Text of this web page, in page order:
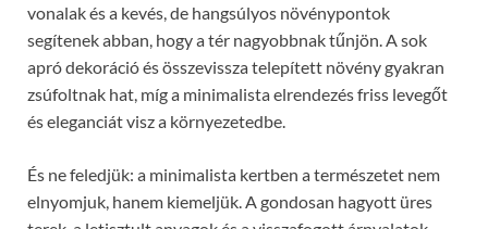
vonalak és a kevés, de hangsúlyos növénypontok
segítenek abban, hogy a tér nagyobbnak tűnjön. A sok
apró dekoráció és összevissza telepített növény gyakran
zsúfoltnak hat, míg a minimalista elrendezés friss levegőt
és eleganciát visz a környezetedbe.
És ne feledjük: a minimalista kertben a természetet nem
elnyomjuk, hanem kiemeljük. A gondosan hagyott üres